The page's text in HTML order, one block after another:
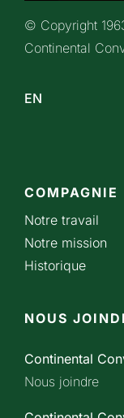
© Copyright
Continental
EN
COMPAGNIE
Notre travail
Notre mission
Historique
NOUS
Continental
Nous joindre